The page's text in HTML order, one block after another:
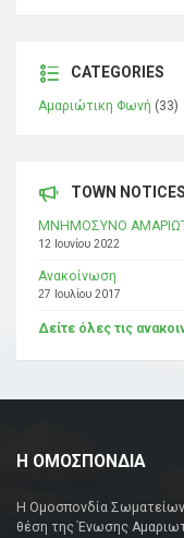
CATEGORIES
Αμαριώτικη Φωνή (33)
TOWN NOTICES
ΜΝΗΜΟΣΥΝΟ
12 Ιουνίου 2022
Ανακοίνωση
27 Ιουλίου 2017
Δείτε όλες τις
Η ΟΜΟΣΠΟΝΔΙΑ
Η Ομοσπονδία Σωματείων
θέση της Ένωσης